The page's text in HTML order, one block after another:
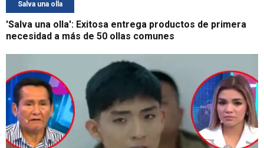
Salva una olla
'Salva una olla': Exitosa entrega productos de primera
necesidad a más de 50 ollas comunes